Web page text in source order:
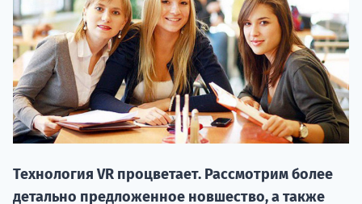
Технология VR процветает. Рассмотрим более
детально предложенное новшество, а также
20.09